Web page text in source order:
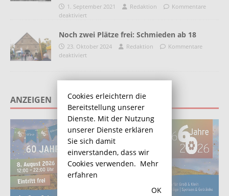
1. September 2021 Redaktion
Kommentare
deaktiviert
Noch zwei Plätze frei: Schmieden ab 18
23. Oktober 2024 Redaktion
Kommentare
deaktiviert
ANZEIGEN
Cookies erleichtern die
Bereitstellung unserer
Dienste. Mit der Nutzung
unserer Dienste erklären
Sie sich damit
einverstanden, dass wir
Cookies verwenden. Mehr
erfahren
OK